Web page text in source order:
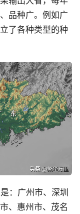
品种广。例如广
了各种类型的种
：广州市、深圳
、惠州市、茂名